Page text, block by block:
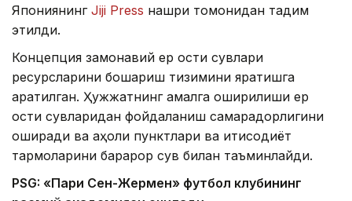
Япониянинг Jiji Press нашри томонидан тақдим
этилди.
Концепция замонавий ер ости сувлари
ресурсларини бошқариш тизимини яратишга
қаратилган. Ҳужжатнинг амалга оширилиши ер
ости сувларидан фойдаланиш самарадорлигини
оширади ва аҳоли пунктлари ва иқтисодиёт
тармоқларини барқарор сув билан таъминлайди.
PSG: «Пари Сен-Жермен» футбол клубининг